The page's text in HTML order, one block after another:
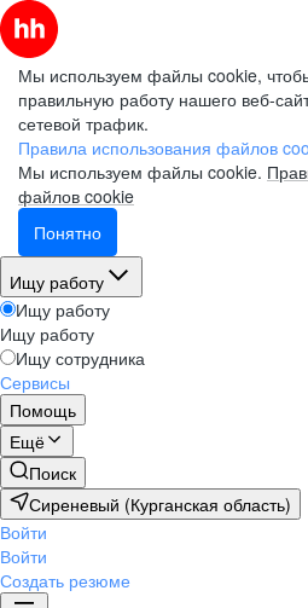
Мы используем файлы cookie,
правильную работу нашего веб-
сетевой трафик.
Правила использования файлов
Мы используем файлы cookie.
файлов cookie
Понятно
Ищу работу
Ищу работу
Ищу работу
Ищу сотрудника
Сервисы
Помощь
Ещё
Поиск
Сиреневый (Курганская область)
Войти
Войти
Создать резюме